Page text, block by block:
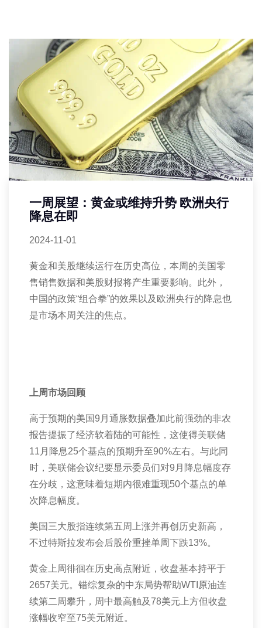
一周展望：黄金或维持升势 欧洲央行
降息在即
2024-11-01
黄金和美股继续运行在历史高位，本周的美国零
售销售数据和美股财报将产生重要影响。此外，
中国的政策“组合拳”的效果以及欧洲央行的降息也
是市场本周关注的焦点。
上周市场回顾
高于预期的美国9 月通胀数据叠加此前强劲的非农
报告提振了经济软着陆的可能性，这使得美联储
11 月降息25个基点的预期升至90%左右。与此同
时，美联储会议纪要显示委员们对9 月降息幅度存
在分歧，这意味着短期内很难重现50个基点的单
次降息幅度。
美国三大股指连续第五周上涨并再创历史新高，
不过特斯拉发布会后股价重挫单周下跌13%。
黄金上周徘徊在历史高点附近，收盘基本持平于
2657美元。错综复杂的中东局势帮助WTI 原油连
续第二周攀升，周中最高触及78美元上方但收盘
涨幅收窄至75美元附近。